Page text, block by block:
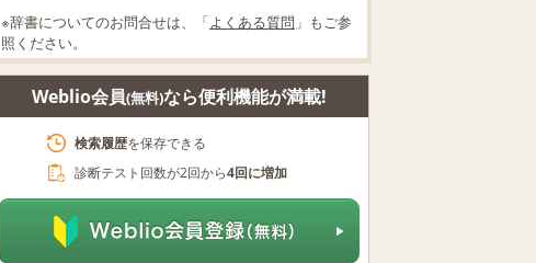
※辞書についてのお問合せは、「よくある質問 」もご参
照ください。
Weblio会員(無料)なら便利機能が満載!
検索履歴を保存できる
診断テスト回数が2回から4回に増加